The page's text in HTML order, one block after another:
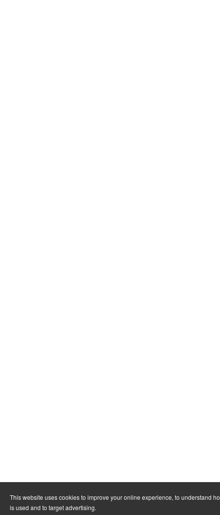
This website uses cookies to improve your online experience, to understand
is used and to target advertising.